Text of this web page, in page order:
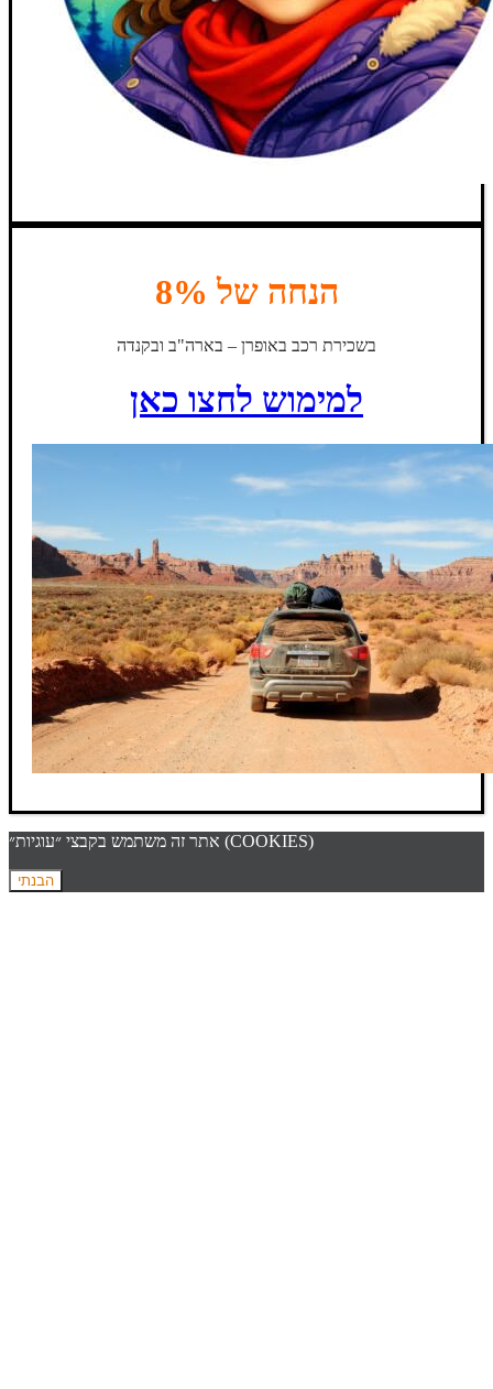
הנחה של 8%
בשכירת רכב באופרן – בארה"ב ובקנדה
למימוש לחצו כאן
אתר זה משתמש בקבצי ״עוגיות״ (COOKIES)
הבנתי